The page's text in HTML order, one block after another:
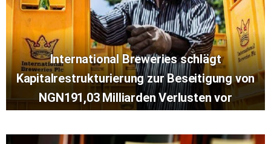
International Breweries schlägt
Kapitalrestrukturierung zur Beseitigung von
NGN191,03 Milliarden Verlusten vor